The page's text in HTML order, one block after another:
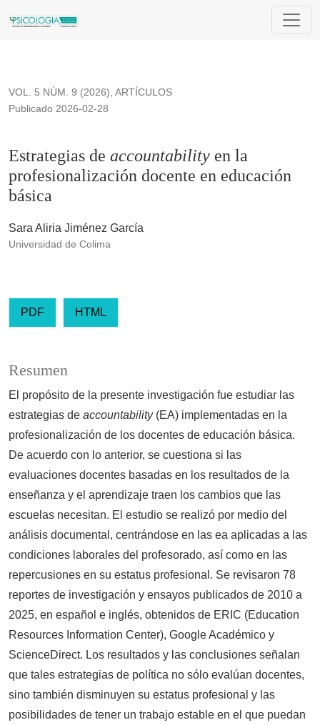
Estrategias de <i>accountability </i>en la profesionalización
VOL. 5 NÚM. 9 (2026), ARTÍCULOS
Estrategias de accountability en la
profesionalización docente en educación
básica
Publicado 2026-02-28
Sara Aliria Jiménez García
Universidad de Colima
PDF HTML
Resumen
El propósito de la presente investigación fue estudiar las
estrategias de accountability (EA) implementadas en la
profesionalización de los docentes de educación básica.
De acuerdo con lo anterior, se cuestiona si las
evaluaciones docentes basadas en los resultados de la
enseñanza y el aprendizaje traen los cambios que las
escuelas necesitan. El estudio se realizó por medio del
análisis documental, centrándose en las ea aplicadas a las
condiciones laborales del profesorado, así como en las
repercusiones en su estatus profesional. Se revisaron 78
reportes de investigación y ensayos publicados de 2010 a
2025, en español e inglés, obtenidos de ERIC (Education
Resources Information Center), Google Académico y
ScienceDirect. Los resultados y las conclusiones señalan
que tales estrategias de política no sólo evalúan docentes,
sino también disminuyen su estatus profesional y las
posibilidades de tener un trabajo estable en el que puedan